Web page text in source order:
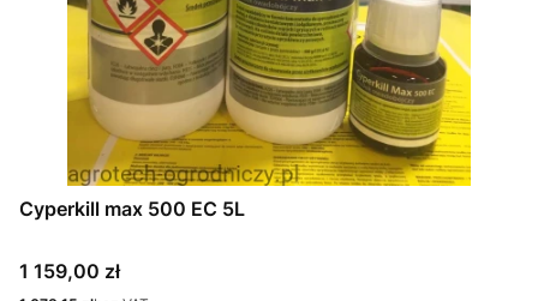
Cyperkill max 500 EC 5L
Cena
1 159,00 zł